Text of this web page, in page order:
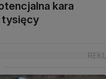
kara
tysięcy